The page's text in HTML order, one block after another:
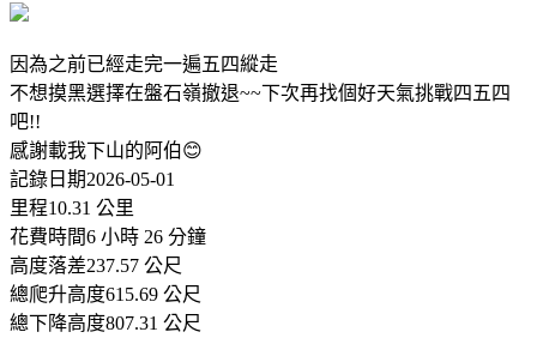
因為之前已經走完一遍五四縱走
不想摸黑選擇在盤石嶺撤退~~下次再找個好天氣挑戰四五四
吧!!
感謝載我下山的阿伯😊
記錄日期2026-05-01
里程10.31 公里
花費時間6 小時 26 分鐘
高度落差237.57 公尺
總爬升高度615.69 公尺
總下降高度807.31 公尺